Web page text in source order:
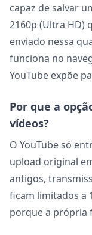
capaz de salvar
2160p (Ultra HD)
enviado nessa
funciona no
YouTube expõe
Por que a
vídeos?
O YouTube só
upload original
antigos,
ficam limitados a
porque a própria